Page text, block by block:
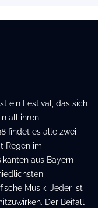
ein Festival, das sich
all ihren
findet es alle zwei
Regen im
aus Bayern
Musik. Jeder ist
Der Beifall